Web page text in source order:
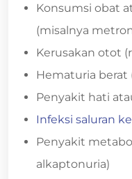
Konsumsi obat
(misalnya
Kerusakan otot
Hematuria berat
Penyakit hati
Infeksi saluran
Penyakit
alkaptonuria)